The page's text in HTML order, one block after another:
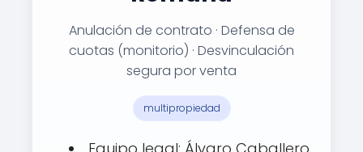
Anulación de contrato · Defensa de
cuotas (monitorio) · Desvinculación
segura por venta
multipropiedad